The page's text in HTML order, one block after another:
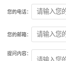
您的电话：
您的邮箱：
提问内容：